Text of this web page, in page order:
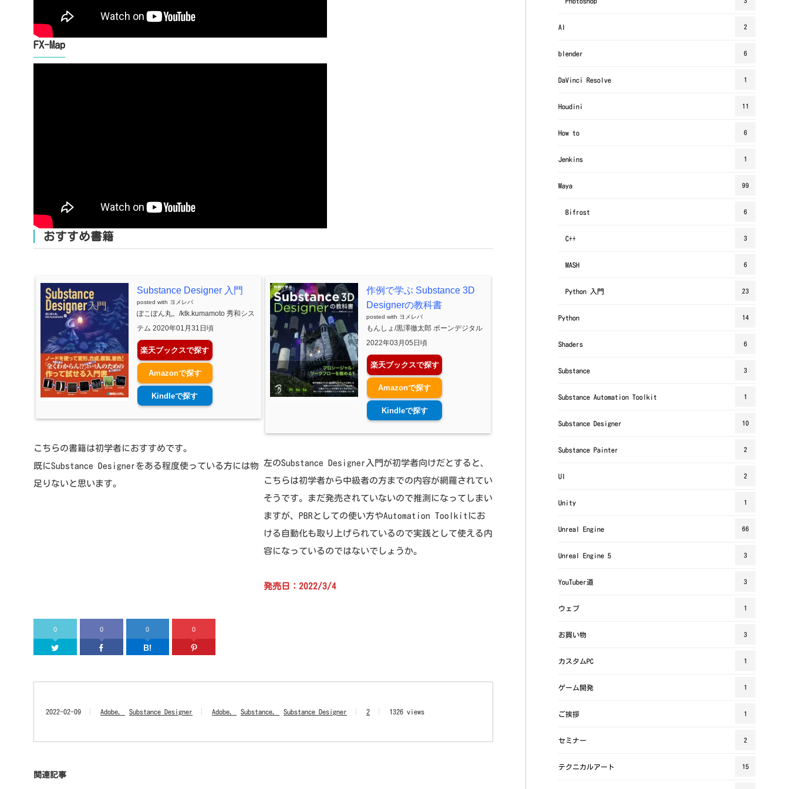
FX-Map
おすすめ書籍
Substance Designer 入門
posted with ヨメレバ
ぽこぽん丸。/ktk.kumamoto 秀和シス
テム 2020年01月31日頃
楽天ブックスで探す
Amazonで探す
Kindleで探す
こちらの書籍は初学者におすすめです。
既にSubstance Designerをある程度使っている方には物
足りないと思います。
作例で学ぶ Substance 3D
Designerの教科書
posted with ヨメレバ
もんしょ/黒澤徹太郎 ボーンデジタル
2022年03月05日頃
楽天ブックスで探す
Amazonで探す
Kindleで探す
左のSubstance Designer入門が初学者向けだとすると、
こちらは初学者から中級者の方までの内容が網羅されてい
そうです。まだ発売されていないので推測になってしまい
ますが、PBRとしての使い方やAutomation Toolkitにお
ける自動化も取り上げられているので実践として使える内
容になっているのではないでしょうか。
発売日：2022/3/4
0
Twitter
0
Facebook
0
はてなブックマーク
0
2022-02-09 Adobe Substance Designer Adobe Substance Substance Designer 2 1326 views
関連記事
AI 2
blender 6
DaVinci Resolve 1
Houdini 11
How to 6
Jenkins 1
Maya 99
Bifrost 6
C++ 3
MASH 6
Python 入門 23
Python 14
Shaders 6
Substance 3
Substance Automation Toolkit 1
Substance Designer 10
Substance Painter 2
UI 2
Unity 1
Unreal Engine 66
Unreal Engine 5 3
YouTuber道 3
ウェブ 1
お買い物 3
カスタムPC 1
ゲーム開発 1
ご挨拶 1
セミナー 2
テクニカルアート 15